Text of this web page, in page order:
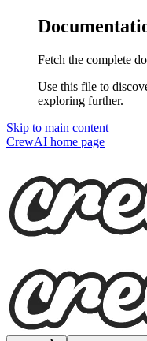
Fetch the complete
Use this file to
exploring further.
Skip to main content
CrewAI home page